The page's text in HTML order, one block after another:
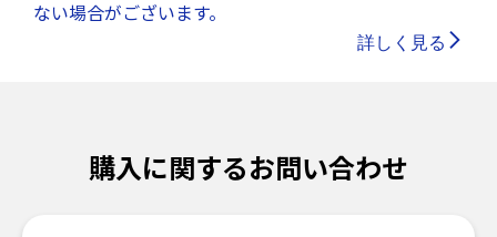
ない場合がございます。
詳しく見る
購入に関するお問い合わせ